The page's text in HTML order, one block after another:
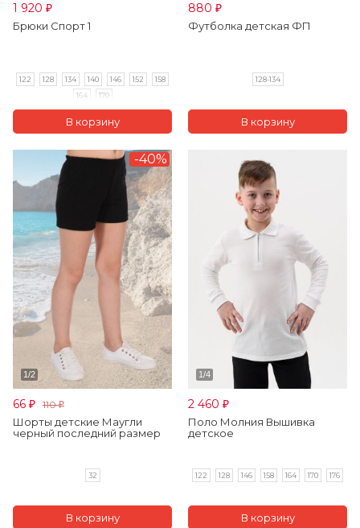
1 920 ₽
Брюки Спорт 1
122 128 134 140 146 152
158
164
170
880 ₽
Футболка детская ФП
128-134
-40%
66 ₽ 110₽
Шорты детские Маугли
черный последний размер
32
2 460 ₽
Поло Молния Вышивка
детское
122 128 146 158 164 170 176